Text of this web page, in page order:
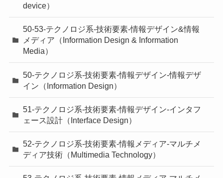
device）
50-53-テクノロジ系-技術要素-情報デザイン&情報
メディア（Information Design & Information
Media）
50-テクノロジ系-技術要素-情報デザイン-情報デザ
イン（Information Design）
51-テクノロジ系-技術要素-情報デザイン-インタフ
ェース設計（Interface Design）
52-テクノロジ系-技術要素-情報メディア-マルチメ
ディア技術（Multimedia Technology）